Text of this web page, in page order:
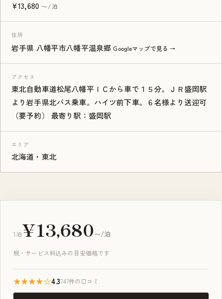
¥13,680 〜/泊
住所
岩手県 八幡平市八幡平温泉郷 Googleマップで見る →
アクセス
東北自動車道松尾八幡平ＩＣから車で１５分。ＪＲ盛岡駅
より岩手県北バス乗車。ハイツ前下車。６名様より送迎可
（要予約） 最寄り駅：盛岡駅
エリア
北海道・東北
1泊¥13,680〜/泊
税・サービス料込みの目安価格です
★★★★☆4.3747件の口コミ